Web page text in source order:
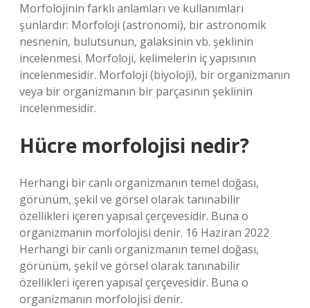
Morfolojinin farklı anlamları ve kullanımları
şunlardır: Morfoloji (astronomi), bir astronomik
nesnenin, bulutsunun, galaksinin vb. şeklinin
incelenmesi. Morfoloji, kelimelerin iç yapısının
incelenmesidir. Morfoloji (biyoloji), bir organizmanın
veya bir organizmanın bir parçasının şeklinin
incelenmesidir.
Hücre morfolojisi nedir?
Herhangi bir canlı organizmanın temel doğası,
görünüm, şekil ve görsel olarak tanınabilir
özellikleri içeren yapısal çerçevesidir. Buna o
organizmanın morfolojisi denir. 16 Haziran 2022
Herhangi bir canlı organizmanın temel doğası,
görünüm, şekil ve görsel olarak tanınabilir
özellikleri içeren yapısal çerçevesidir. Buna o
organizmanın morfolojisi denir.